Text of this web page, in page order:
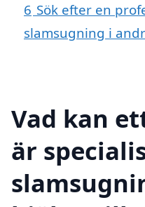
6 Sök efter en
slamsugning i
Vad kan
är